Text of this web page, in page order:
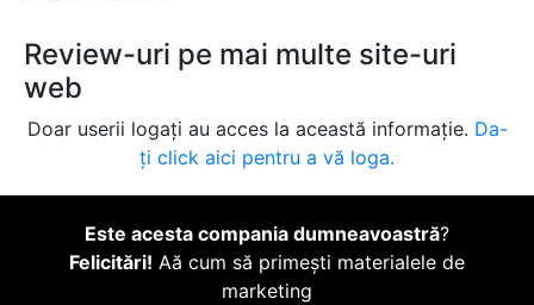
Review-uri pe mai multe site-uri
web
Doar userii logați au acces la această informație. Da-
ți click aici pentru a vă loga.
Este acesta compania dumneavoastră?
Felicitări! Aă cum să primești materialele de
marketing